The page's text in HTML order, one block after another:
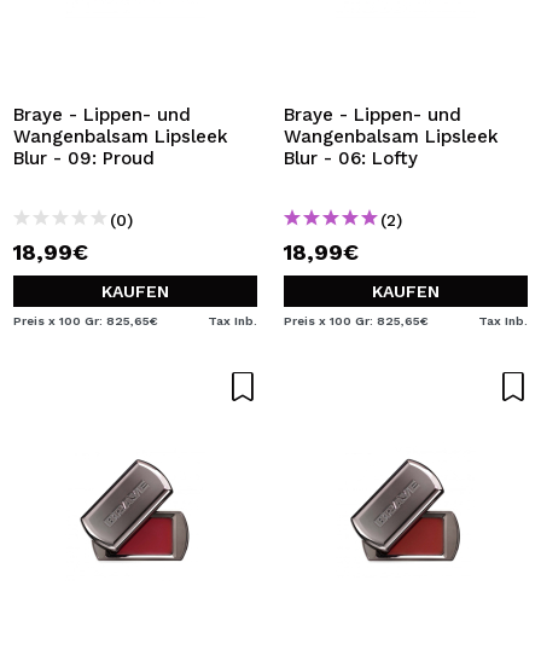
Braye - Lippen- und
Wangenbalsam Lipsleek
Blur - 09: Proud
(0)
18,99€
KAUFEN
Preis x 100 Gr: 825,65€ Tax Inb.
Braye - Lippen- und
Wangenbalsam Lipsleek
Blur - 06: Lofty
(2)
18,99€
KAUFEN
Preis x 100 Gr: 825,65€ Tax Inb.